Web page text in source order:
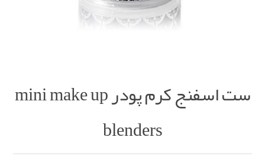
ست اسفنج کرم پودر mini make up
blenders